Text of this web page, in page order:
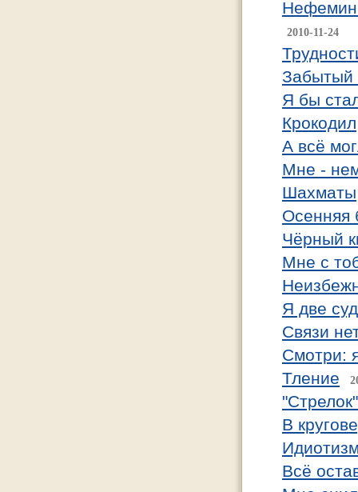
2010-11-24
Забытый
Я бы
А всё
Мне -
Шахматы
Осенняя
Чёрный
Мне с
Я две
Связи
Смотри:
Тление
"Стрелок"
В
Всё